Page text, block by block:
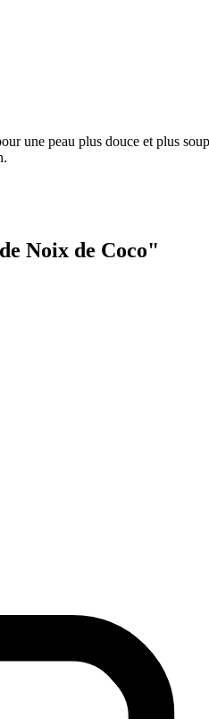
une peau plus douce et plus
Noix de Coco"